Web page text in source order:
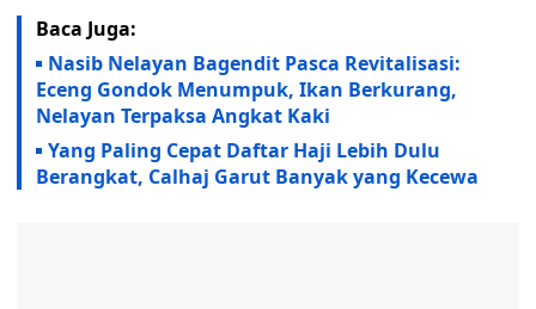
Baca Juga:
Nasib Nelayan Bagendit Pasca Revitalisasi:
Eceng Gondok Menumpuk, Ikan Berkurang,
Nelayan Terpaksa Angkat Kaki
Yang Paling Cepat Daftar Haji Lebih Dulu
Berangkat, Calhaj Garut Banyak yang Kecewa